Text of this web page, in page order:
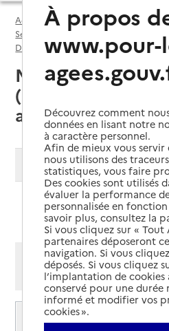
Accueil
Espace annuaire
Services autonomie à domicile (aide)
Doubs (25)
Service autonomie à
Marchaux-
(25640) : liste des
autonomie à
Modifier ma recherche
Ajouter
Afficher les résultats par:
Mode liste
Mode carte
Service autonomie à
Services Âges et vie
À propos
www.pour-
Découvrez comment
données en lisant notre
à caractère personnel.
Afin de mieux vous
nous utilisons des
statistiques, vous faire
Des cookies sont utilisés
évaluer la performance
personnalisée en
savoir plus, consultez la
Si vous cliquez sur «
partenaires déposeront
navigation. Si vous
déposés. Si vous cliquez
l’implantation de
conservé pour une durée
informé et modifier vos
cookies ».